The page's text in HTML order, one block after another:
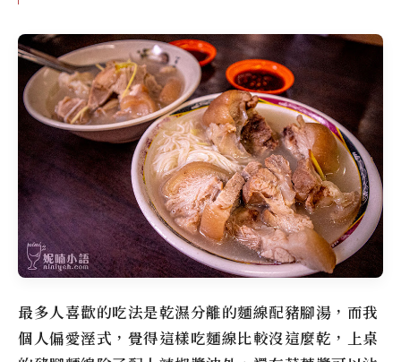
最多人喜歡的吃法是乾濕分離的麵線配豬腳湯，而我
個人偏愛溼式，覺得這樣吃麵線比較沒這麼乾，上桌